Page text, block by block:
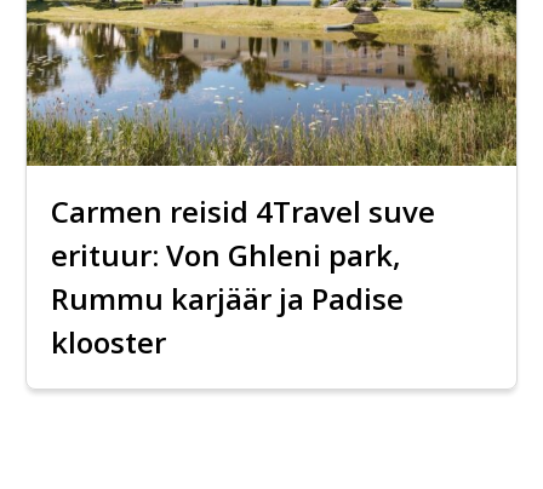
Carmen reisid 4Travel suve
erituur: Von Ghleni park,
Rummu karjäär ja Padise
klooster